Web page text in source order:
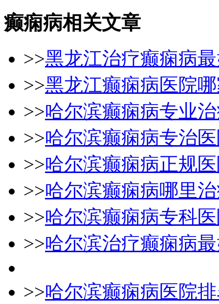
癫痫病相关文章
>>黑龙江治疗癫痫病
>>黑龙江癫痫病医院
>>哈尔滨癫痫病专业
>>哈尔滨癫痫病专治
>>哈尔滨癫痫病正规
>>哈尔滨癫痫病哪里
>>哈尔滨癫痫病专科
>>哈尔滨治疗癫痫病
>>哈尔滨癫痫病医院